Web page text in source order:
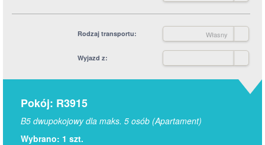
Rodzaj transportu Własny
Wyjazd z
Pokój: R3915
B5 dwupokojowy dla maks. 5 osób (Apartament)
Wybrano: 1 szt.